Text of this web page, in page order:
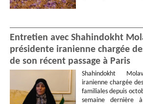
Entretien avec Shahindokht
présidente iranienne chargée
de son récent passage à Paris
Shahindokht
iranienne chargée
familiales depuis
semaine dernière